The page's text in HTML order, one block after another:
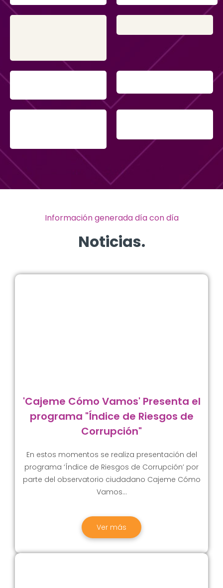
Información generada día con día
Noticias.
'Cajeme Cómo Vamos' Presenta el
programa "Índice de Riesgos de
Corrupción"
En estos momentos se realiza presentación del
programa ‘Índice de Riesgos de Corrupción’ por
parte del observatorio ciudadano Cajeme Cómo
Vamos…
Ver más